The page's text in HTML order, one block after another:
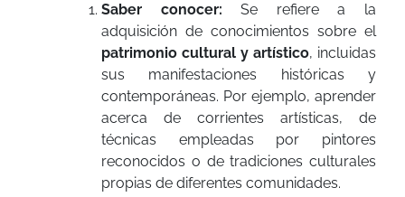
Saber conocer:Se refiere a la
adquisición de conocimientos sobre el
patrimonio cultural y artístico, incluidas
sus manifestaciones históricas y
contemporáneas. Por ejemplo, aprender
acerca de corrientes artísticas, de
técnicas empleadas por pintores
reconocidos o de tradiciones culturales
propias de diferentes comunidades.